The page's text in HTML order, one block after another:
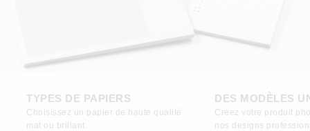
TYPES DE PAPIERS
Choisissez un papier de haute qualité
mat ou brillant.
DES MODÈLES
Créez votre produit
nos designs